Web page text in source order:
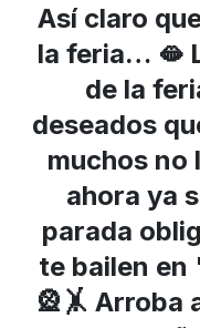
Así claro
la feria… 🫦
de la
deseados
muchos no
ahora ya
parada
te bailen en
🎡🤸 Arroba